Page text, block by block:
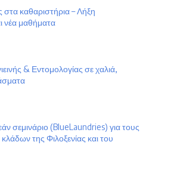
στα καθαριστήρια – Λήξη
νέα μαθήματα
& Εντομολογίας σε χαλιά,
σεμινάριο (BlueLaundries) για τους
της Φιλοξενίας και του